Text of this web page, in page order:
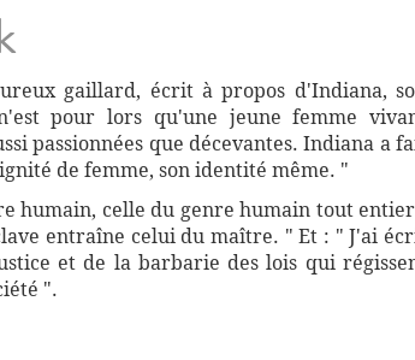
gaillard, écrit à propos d'Indiana,
pour lors qu'une jeune femme
passionnées que décevantes. Indiana a
de femme, son identité même. "
humain, celle du genre humain tout
entraîne celui du maître. " Et : " J'ai
et de la barbarie des lois qui
".